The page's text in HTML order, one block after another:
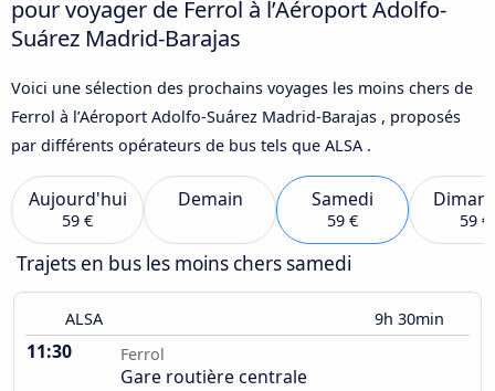
pour voyager de Ferrol à l’Aéroport Adolfo-
Suárez Madrid-Barajas
Voici une sélection des prochains voyages les moins chers de
Ferrol à l’Aéroport Adolfo-Suárez Madrid-Barajas , proposés
par différents opérateurs de bus tels que ALSA .
Aujourd'hui
59 €
Demain Samedi
59 € 59 €
Trajets en bus les moins chers samedi
ALSA 9h 30min
11:30 Ferrol
Gare routière centrale